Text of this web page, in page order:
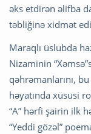
əks etdirən əlifba
təbliğinə xidmət
Maraqlı üslubda
Nizaminin
qəhrəmanlarını,
həyatında xüsusi
“A” hərfi şairin ilk
“Yeddi gözəl”